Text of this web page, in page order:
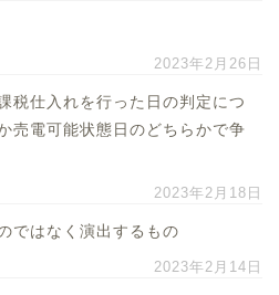
2023年2月26日
税仕入れを行った日の判定につ
売電可能状態日のどちらかで争
2023年2月18日
ではなく演出するもの
2023年2月14日